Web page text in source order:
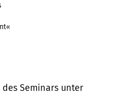
des Seminars unter